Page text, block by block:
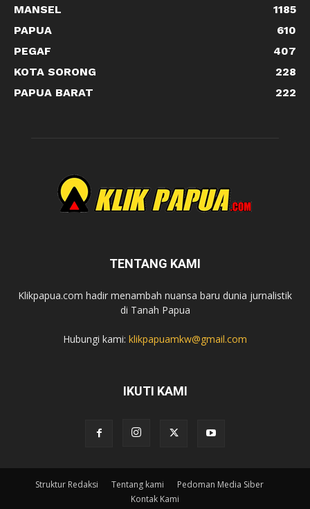
MANSEL
1185
PAPUA
610
PEGAF
407
KOTA SORONG
228
PAPUA BARAT
222
TENTANG KAMI
Klikpapua.com hadir menambah nuansa baru dunia jurnalistik
di Tanah Papua
Hubungi kami: klikpapuamkw@gmail.com
IKUTI KAMI
Struktur Redaksi Tentang kami
Pedoman Media Siber
Kontak Kami